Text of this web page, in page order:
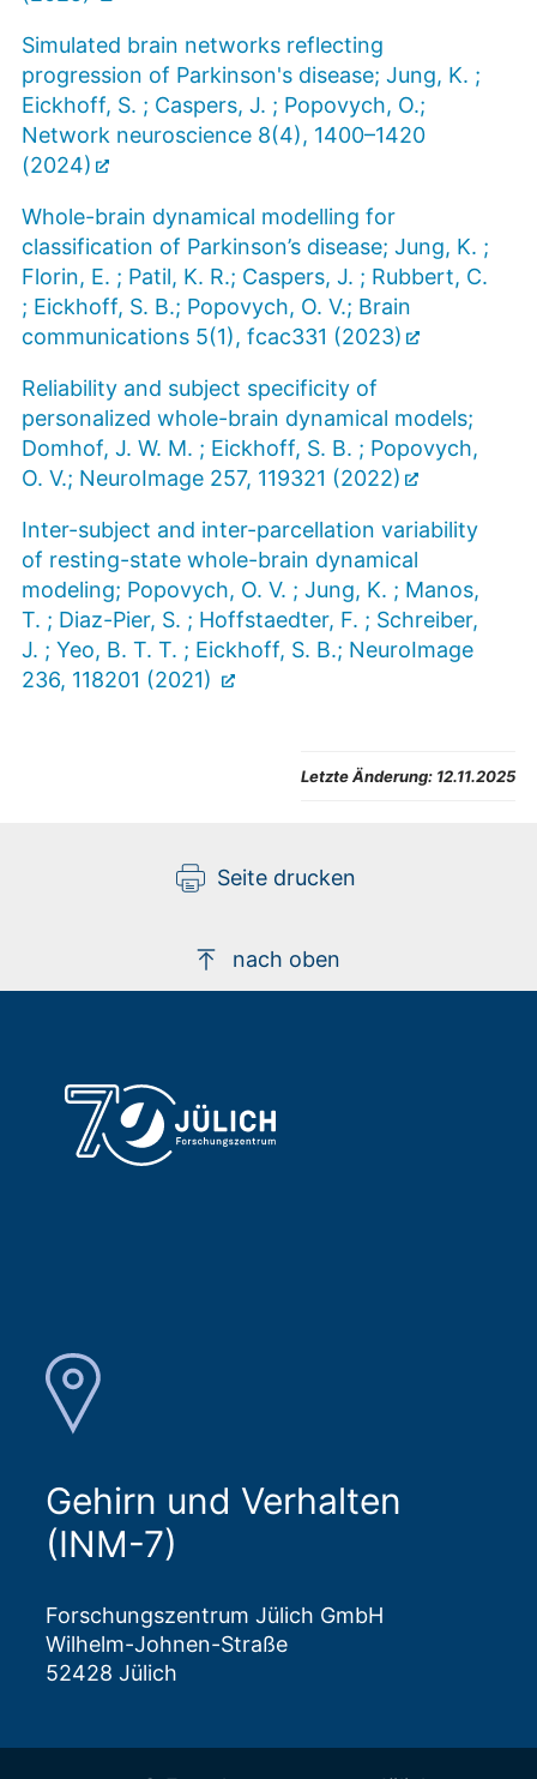
Simulated brain networks reflecting
progression of Parkinson's disease; Jung, K. ;
Eickhoff, S. ; Caspers, J. ; Popovych, O.;
Network neuroscience 8(4), 1400–1420
(2024)
Whole-brain dynamical modelling for
classification of Parkinson’s disease; Jung, K. ;
Florin, E. ; Patil, K. R.; Caspers, J. ; Rubbert, C.
; Eickhoff, S. B.; Popovych, O. V.; Brain
communications 5(1), fcac331 (2023)
Reliability and subject specificity of
personalized whole-brain dynamical models;
Domhof, J. W. M. ; Eickhoff, S. B. ; Popovych,
O. V.; NeuroImage 257, 119321 (2022)
Inter-subject and inter-parcellation variability
of resting-state whole-brain dynamical
modeling; Popovych, O. V. ; Jung, K. ; Manos,
T. ; Diaz-Pier, S. ; Hoffstaedter, F. ; Schreiber,
J. ; Yeo, B. T. T. ; Eickhoff, S. B.; NeuroImage
236, 118201 (2021)
Letzte Änderung: 12.11.2025
Seite drucken
nach oben
Gehirn und Verhalten
(INM-7)
Forschungszentrum Jülich GmbH
Wilhelm-Johnen-Straße
52428 Jülich